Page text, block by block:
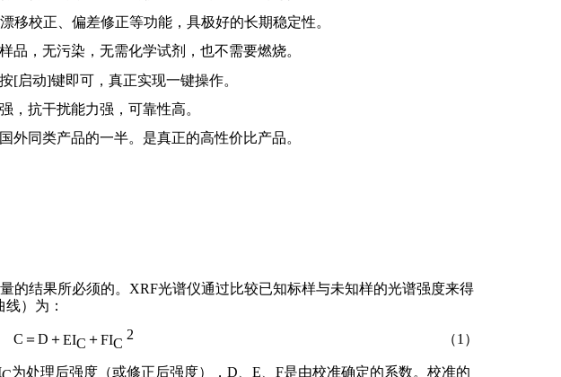
移校正、偏差修正等功能 ， 具极好的长期稳定性。
品，无污染，无需化学试剂，也不需要燃烧。
[启动]键即可，真正实现一键操作。
，抗干扰能力强，可靠性高。
外同类产品的一半。是真正的高性价比产品。
的结果所必须的。 XRF光谱仪通过比较已知标样与未知样的光谱强度来得
）为：
C ＝ D ＋EIC ＋FIC
2 （1）
为处理后强度（或修正后强度）， D E F是由校准确定的系数。校准的